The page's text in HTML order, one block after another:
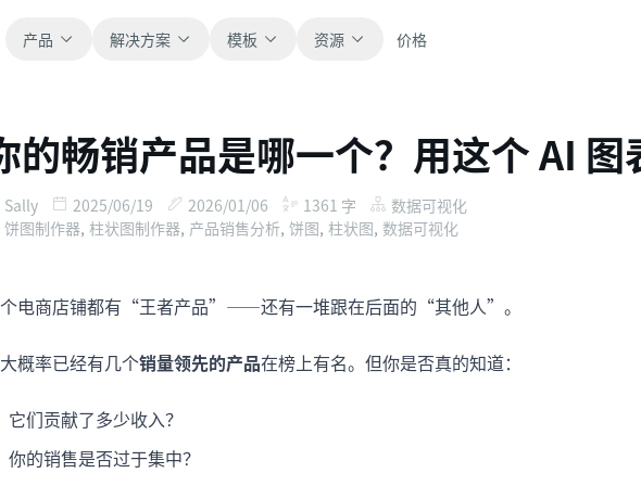
产品 解决方案 模板
全部
浏览全部可直接使用的表格模板。
财务
用于跟踪流程、协作、计划与执行。
销售
资源
博客
获取产品更新、案例和工作流灵感。
新手指南
查看产品文档、配置和使用说明。
价格
的畅销产品是哪一个？用这个 AI
Sally 2025/06/19 2026/01/06 1361 字
数据可视化
饼图制作器, 柱状图制作器, 产品销售分析, 饼图, 柱状图, 数据可视化
电商店铺都有“王者产品”——还有一堆跟在后面的“其他人”。
概率已经有几个销量领先的产品在榜上有名。但你是否真的知道：
它们贡献了多少收入？
你的销售是否过于集中？